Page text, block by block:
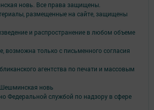
новь. Все права защищены.
размещенные на сайте, защищены
и распространение в любом объеме
возможна только с письменного согласия
агентства по печати и массовым
новь
Федеральной службой по надзору в сфере